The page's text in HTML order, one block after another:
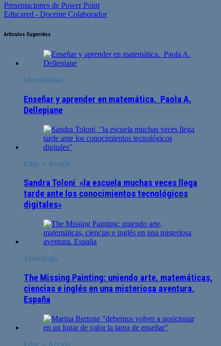
Presentaciones de Power Point
Educared - Docente Colaborador
Artículos Sugeridos
Matemáticas
Enseñar y aprender en matemática. Paola A.
Dellepiane
Educ + Acción
Sandra Toloni «la escuela muchas veces llega
tarde ante los conocimientos tecnológicos
digitales»
Tecnología
The Missing Painting: uniendo arte, matemáticas,
ciencias e inglés en una misteriosa aventura.
España
Educ + Acción